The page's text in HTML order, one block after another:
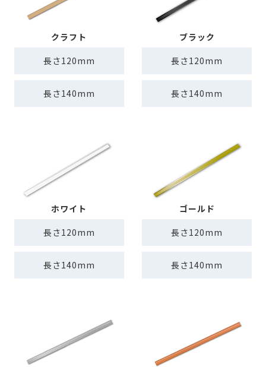
クラフト
長さ120mm
長さ140mm
ブラック
長さ120mm
長さ140mm
ホワイト
長さ120mm
長さ140mm
ゴールド
長さ120mm
長さ140mm